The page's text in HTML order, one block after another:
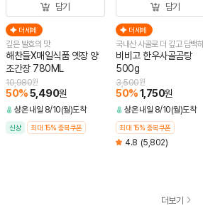
담기
더세페
깊은 발효의 맛
해찬들X매일식품 옛장 양
조간장 780ML
50%5,490원
10,980원
상온 내일 8/10(월)도착
신상 최대 15% 중복쿠폰
담기
더세페
국내산 사골로 더 깊고 담백
비비고 한우사골곰탕
500g
50%1,750원
3,500원
상온 내일 8/10(월)도착
최대 15% 중복쿠폰
4.8 (5,802)
더보기